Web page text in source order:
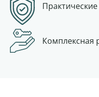
Комплексная